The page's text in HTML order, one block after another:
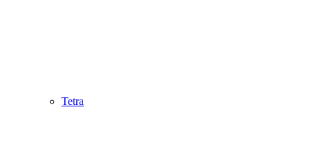
Tetra